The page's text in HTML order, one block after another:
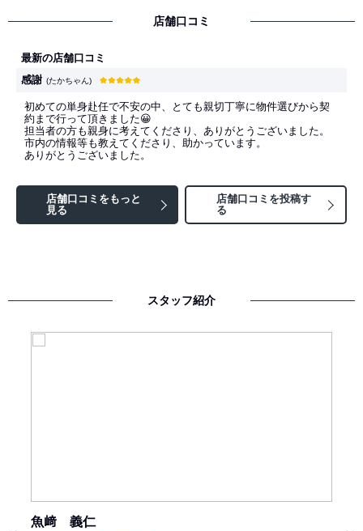
店舗口コミ
最新の店舗口コミ
感謝 (たかちゃん)
初めての単身赴任で不安の中、とても親切丁寧に物件選びから契
約まで行って頂きました😀
担当者の方も親身に考えてくださり、ありがとうございました。
市内の情報等も教えてくださり、助かっています。
ありがとうございました。
店舗口コミをもっと
見る
店舗口コミを投稿す
る
スタッフ紹介
魚﨑 義仁